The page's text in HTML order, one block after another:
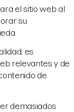
el sitio web al
su
es
relevantes y de
de
demasiados